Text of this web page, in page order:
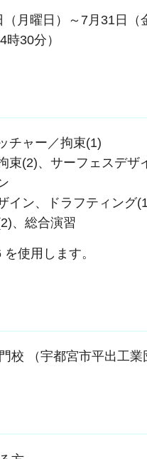
月曜日）～7月31日（
時30分）
チャー／拘束(1)
束(2)、サーフェスデザ
イン、ドラフティング
、総合演習
使用します。
校 （宇都宮市平出工業